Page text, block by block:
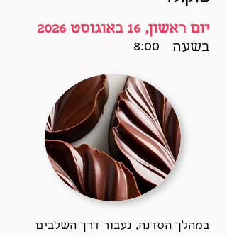
יום ראשון, 16 באוגוסט 2026
8:00
בשעה
במהלך הסדנה, נעבור דרך השלבים